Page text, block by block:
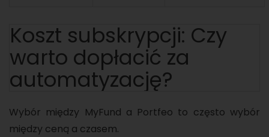
Koszt subskrypcji: Czy
warto dopłacić za
automatyzację?
Wybór między MyFund a Portfeo to często wybór
między ceną a czasem.